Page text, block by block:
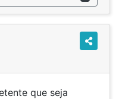
que seja